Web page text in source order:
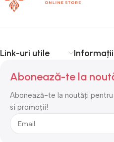
Link-uri utile Informații
Abonează-te la
Abonează-te la noutăți
si promoții!